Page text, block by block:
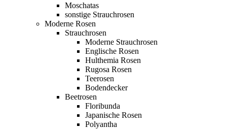
Moschatas
sonstige Strauchrosen
Moderne Rosen
Strauchrosen
Moderne Strauchrosen
Englische Rosen
Hulthemia Rosen
Rugosa Rosen
Teerosen
Bodendecker
Beetrosen
Floribunda
Japanische Rosen
Polyantha